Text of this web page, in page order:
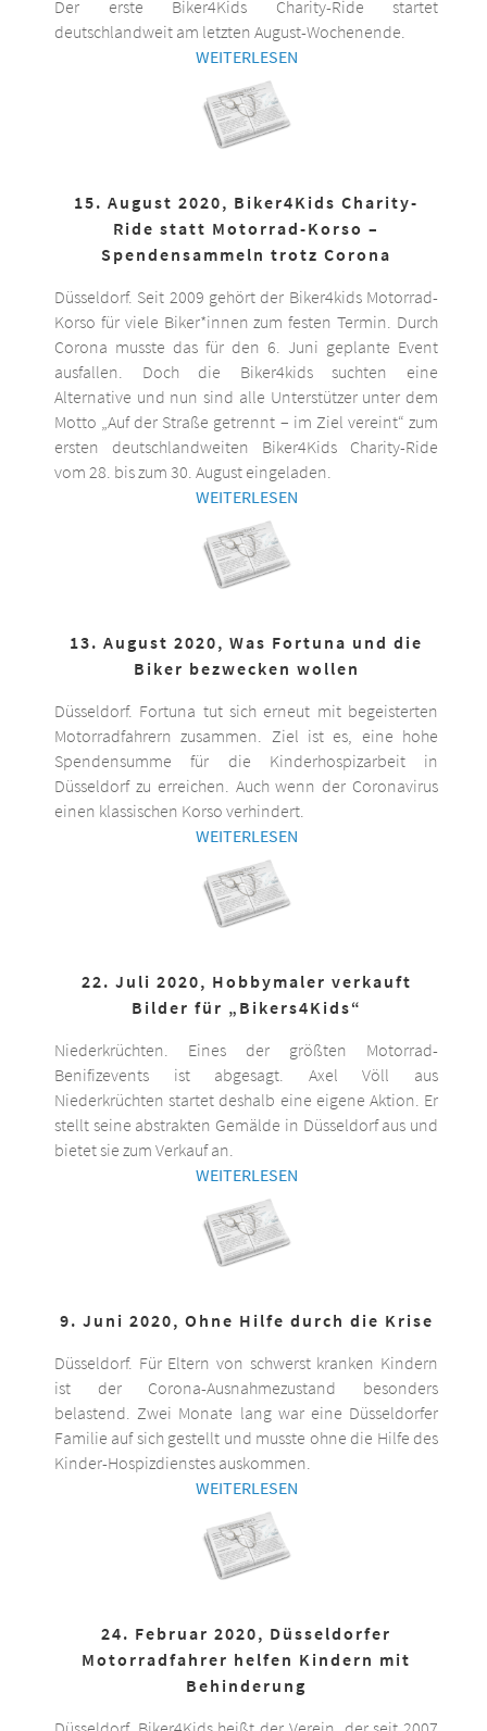
Der erste Biker4Kids Charity-Ride startet
deutschlandweit am letzten August-Wochenende.
WEITERLESEN
15. August 2020, Biker4Kids Charity-
Ride statt Motorrad-Korso –
Spendensammeln trotz Corona
Düsseldorf. Seit 2009 gehört der Biker4kids Motorrad-
Korso für viele Biker*innen zum festen Termin. Durch
Corona musste das für den 6. Juni geplante Event
ausfallen. Doch die Biker4kids suchten eine
Alternative und nun sind alle Unterstützer unter dem
Motto „Auf der Straße getrennt – im Ziel vereint“ zum
ersten deutschlandweiten Biker4Kids Charity-Ride
vom 28. bis zum 30. August eingeladen.
WEITERLESEN
13. August 2020, Was Fortuna und die
Biker bezwecken wollen
Düsseldorf. Fortuna tut sich erneut mit begeisterten
Motorradfahrern zusammen. Ziel ist es, eine hohe
Spendensumme für die Kinderhospizarbeit in
Düsseldorf zu erreichen. Auch wenn der Coronavirus
einen klassischen Korso verhindert.
WEITERLESEN
22. Juli 2020, Hobbymaler verkauft
Bilder für „Bikers4Kids“
Niederkrüchten. Eines der größten Motorrad-
Benifizevents ist abgesagt. Axel Völl aus
Niederkrüchten startet deshalb eine eigene Aktion. Er
stellt seine abstrakten Gemälde in Düsseldorf aus und
bietet sie zum Verkauf an.
WEITERLESEN
9. Juni 2020, Ohne Hilfe durch die Krise
Düsseldorf. Für Eltern von schwerst kranken Kindern
ist der Corona-Ausnahmezustand besonders
belastend. Zwei Monate lang war eine Düsseldorfer
Familie auf sich gestellt und musste ohne die Hilfe des
Kinder-Hospizdienstes auskommen.
WEITERLESEN
24. Februar 2020, Düsseldorfer
Motorradfahrer helfen Kindern mit
Behinderung